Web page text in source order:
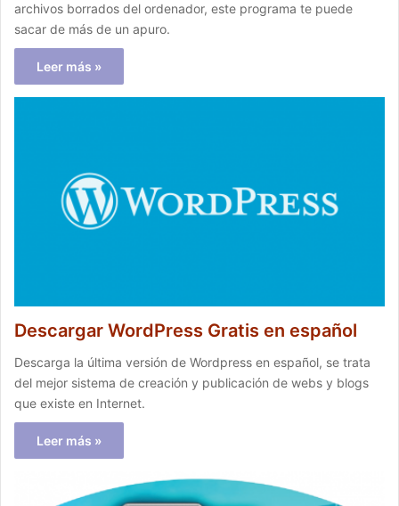
archivos borrados del ordenador, este programa te puede
sacar de más de un apuro.
Leer más »
Descargar WordPress Gratis en español
Descarga la última versión de Wordpress en español, se trata
del mejor sistema de creación y publicación de webs y blogs
que existe en Internet.
Leer más »